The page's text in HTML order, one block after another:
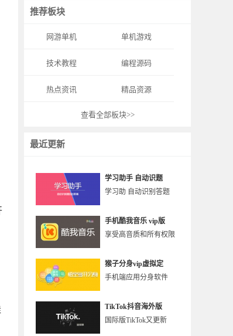
推荐板块
网游单机 单机游戏
技术教程 编程源码
热点资讯 精品资源
查看全部板块>>
最近更新
学习助手 自动识题
学习助 自动识别答题
手机酷我音乐 vip版
享受高音质和所有权限
猴子分身vip虚拟定
手机端应用分身软件
TikTok抖音海外版
国际版TikTok又更新